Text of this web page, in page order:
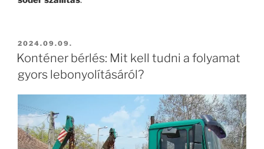
BEKÜLDVE:
2024.09.09.
Konténer bérlés: Mit kell tudni a folyamat
gyors lebonyolításáról?